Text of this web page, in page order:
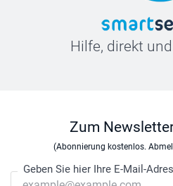
Hilfe, direkt
Zum
(Abonnierung kostenlos.
Geben Sie hier Ihre E-Mail-